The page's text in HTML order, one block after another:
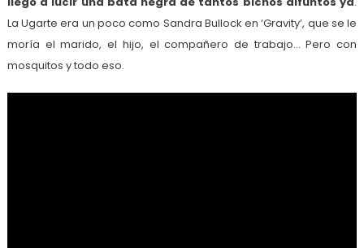
La Ugarte era un poco como Sandra Bullock en ‘Gravity’, que se le
moría el marido, el hijo, el compañero de trabajo… Pero con
mosquitos y todo eso.